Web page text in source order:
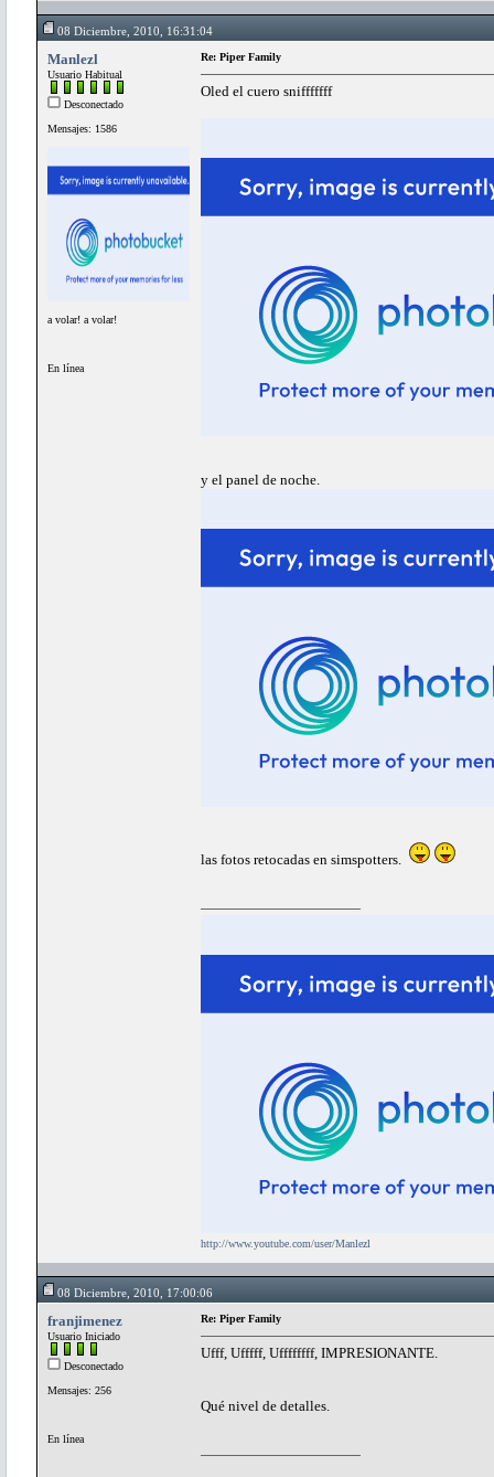
08 Diciembre, 2010, 16:31:04
Manlezl
Usuario Habitual
Desconectado
Mensajes: 1586
a volar! a volar!
En línea
Re: Piper Family
Oled el cuero snifffffff
y el panel de noche.
las fotos retocadas en simspotters.
http://www.youtube.com/user/Manlezl
08 Diciembre, 2010, 17:00:06
franjimenez
Usuario Iniciado
Desconectado
Mensajes: 256
En línea
Re: Piper Family
Ufff, Ufffff, Uffffffff, IMPRESIONANTE.
Qué nivel de detalles.